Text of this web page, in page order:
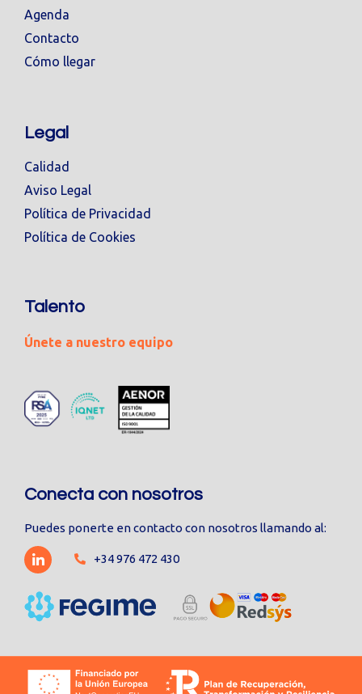
Agenda
Contacto
Cómo llegar
Legal
Calidad
Aviso Legal
Política de Privacidad
Política de Cookies
Talento
Únete a nuestro equipo
Conecta con nosotros
Puedes ponerte en contacto con nosotros llamando al:
+34 976 472 430